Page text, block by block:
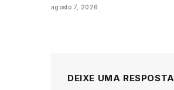
agosto 7, 2026
DEIXE UMA RESPOSTA